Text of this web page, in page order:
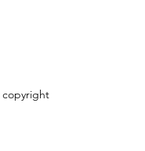
copyright